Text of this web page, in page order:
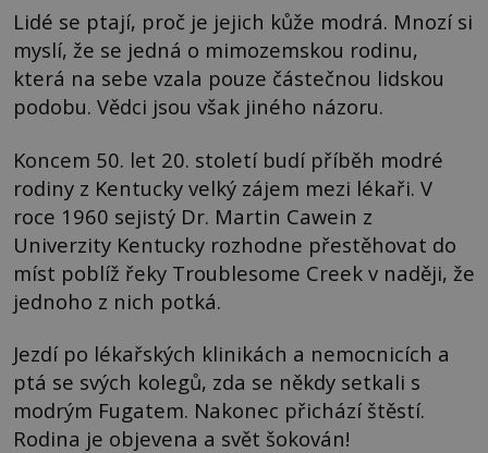
Lidé se ptají, proč je jejich kůže modrá. Mnozí si
myslí, že se jedná o mimozemskou rodinu,
která na sebe vzala pouze částečnou lidskou
podobu. Vědci jsou však jiného názoru.
Koncem 50. let 20. století budí příběh modré
rodiny z Kentucky velký zájem mezi lékaři. V
roce 1960 sejistý Dr. Martin Cawein z
Univerzity Kentucky rozhodne přestěhovat do
míst poblíž řeky Troublesome Creek v naději, že
jednoho z nich potká.
Jezdí po lékařských klinikách a nemocnicích a
ptá se svých kolegů, zda se někdy setkali s
modrým Fugatem. Nakonec přichází štěstí.
Rodina je objevena a svět šokován!